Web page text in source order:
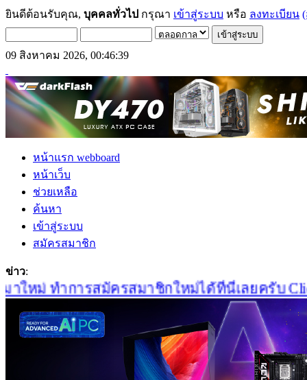
ยินดีต้อนรับคุณ, บุคคลทั่วไป กรุณา เข้าสู่ระบบ หรือ ลงทะเบียน
09 สิงหาคม 2026, 00:46:39
หน้าแรก webboard
หน้าเว็บ
ช่วยเหลือ
ค้นหา
เข้าสู่ระบบ
สมัครสมาชิก
ข่าว:
หม่ ทำการสมัครสมาชิกใหม่ได้ที่นี่เลยครับ